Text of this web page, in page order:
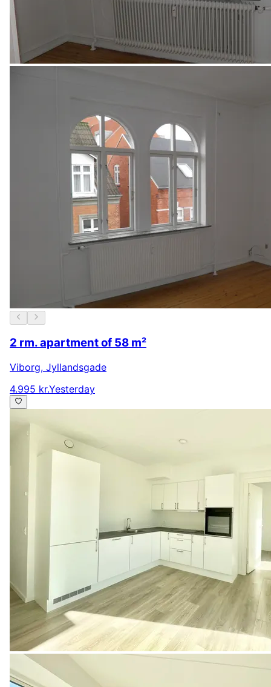
2 rm. apartment of 58 m²
Viborg, Jyllandsgade
4.995 kr.Yesterday